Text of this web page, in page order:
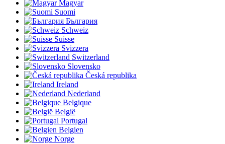
Magyar
Suomi
България
Schweiz
Suisse
Svizzera
Switzerland
Slovensko
Česká republika
Ireland
Nederland
Belgique
België
Portugal
Belgien
Norge